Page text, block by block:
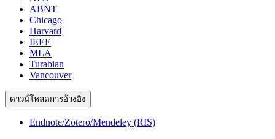
ABNT
Chicago
Harvard
IEEE
MLA
Turabian
Vancouver
ดาวน์โหลดการอ้างอิง
Endnote/Zotero/Mendeley (RIS)